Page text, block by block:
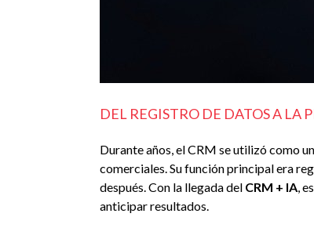
DEL REGISTRO DE DATOS A LA
Durante años, el CRM se utilizó como
comerciales. Su función principal era
después. Con la llegada del CRM + IA,
anticipar resultados.